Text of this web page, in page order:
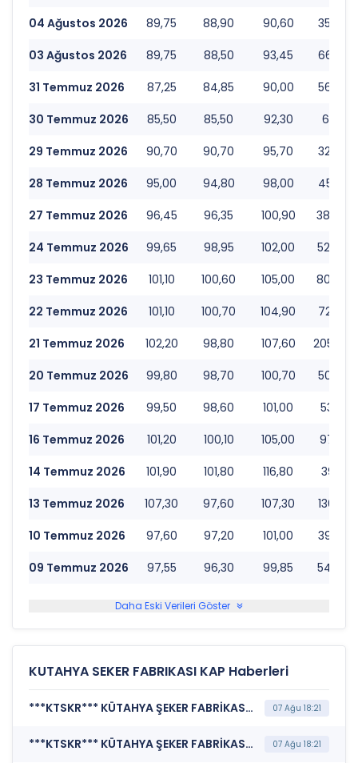
04 Ağustos 2026
89,75 88,90 90,60
03 Ağustos 2026
89,75 88,50 93,45
31 Temmuz 2026
87,25 84,85 90,00
30 Temmuz 2026
85,50 85,50 92,30
29 Temmuz 2026
90,70 90,70 95,70
28 Temmuz 2026
95,00 94,80 98,00
27 Temmuz 2026
96,45 96,35 100,90
24 Temmuz 2026
99,65 98,95 102,00
23 Temmuz 2026
101,10 100,60 105,00
22 Temmuz 2026
101,10 100,70 104,90
21 Temmuz 2026
102,20 98,80 107,60
20 Temmuz 2026
99,80 98,70 100,70
17 Temmuz 2026
99,50 98,60 101,00
16 Temmuz 2026
101,20 100,10 105,00
14 Temmuz 2026
101,90 101,80 116,80
13 Temmuz 2026
107,30 97,60 107,30
10 Temmuz 2026
97,60 97,20 101,00
09 Temmuz 2026
97,55 96,30 99,85
Daha Eski Verileri Göster
KUTAHYA SEKER FABRIKASI KAP Haberleri
***KTSKR*** KÜTAHYA ŞEKER FABRİKASI A.Ş. (Sorumluluk Beyanı (Konsolide Olmayan)) 07 Ağu 18:21
***KTSKR*** KÜTAHYA ŞEKER FABRİKASI A.Ş. (Faaliyet Raporu (Konsolide Olmayan)) 07 Ağu 18:21